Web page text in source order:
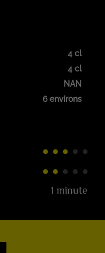
4 cl
4 cl
NAN
6 environs
1 minute